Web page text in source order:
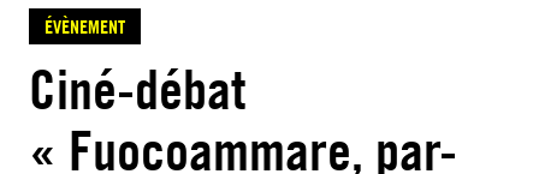
ÉVÈNEMENT
Ciné-débat
« Fuocoammare, par-